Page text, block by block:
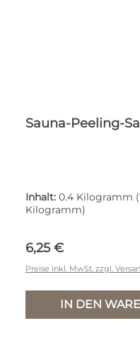
Sauna-Peeling-
Inhalt: 0.4 Kilogramm
Kilogramm)
Regulärer Preis:
6,25 €
Preise inkl. MwSt. zzgl.
IN DEN